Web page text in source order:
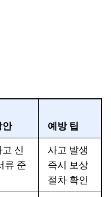
안 예방 팁
신
류 준
사고 발생
즉시 보상
절차 확인